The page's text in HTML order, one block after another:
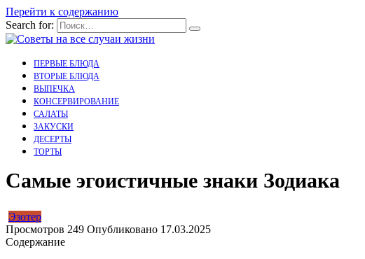
Перейти к содержанию
Search for:
ПЕРВЫЕ БЛЮДА
ВТОРЫЕ БЛЮДА
ВЫПЕЧКА
КОНСЕРВИРОВАНИЕ
САЛАТЫ
ЗАКУСКИ
ДЕСЕРТЫ
ТОРТЫ
Самые эгоистичные знаки Зодиака
Эзотер
Просмотров 249 Опубликовано 17.03.2025
Содержание